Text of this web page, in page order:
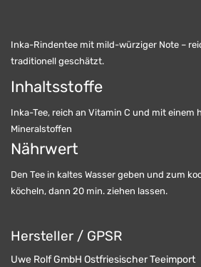
Inka-Rindentee mit mild-würziger Note –
traditionell geschätzt.
Inhaltsstoffe
Inka-Tee, reich an Vitamin C und mit einem
Mineralstoffen
Nährwert
Den Tee in kaltes Wasser geben und zum
köcheln, dann 20 min. ziehen lassen.
Hersteller / GPSR
Uwe Rolf GmbH Ostfriesischer Teeimport